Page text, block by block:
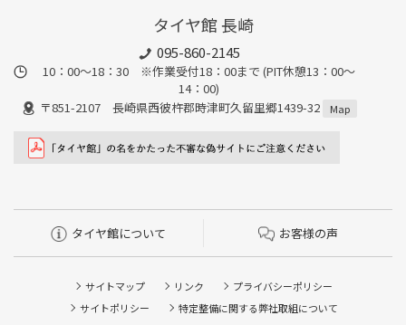
タイヤ館 長崎
095-860-2145
10：00～18：30 ※作業受付18：00まで (PIT休憩13：00～
14：00)
〒851-2107 長崎県西彼杵郡時津町久留里郷1439-32
Map
タイヤ館について お客様の声
サイトマップ リンク
プライバシーポリシー
サイトポリシー
特定整備に関する弊社取組について